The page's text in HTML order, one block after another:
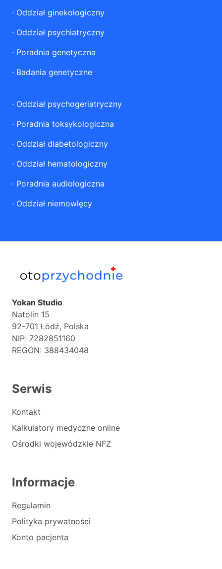
· Oddział ginekologiczny
· Oddział psychiatryczny
· Poradnia genetyczna
· Badania genetyczne
· Oddział psychogeriatryczny
· Poradnia toksykologiczna
· Oddział diabetologiczny
· Oddział hematologiczny
· Poradnia audiologiczna
· Oddział niemowlęcy
Yokan Studio
Natolin 15
92-701 Łódź, Polska
NIP: 7282851160
REGON: 388434048
Serwis
Kontakt
Kalkulatory medyczne online
Ośrodki wojewódzkie NFZ
Informacje
Regulamin
Polityka prywatności
Konto pacjenta